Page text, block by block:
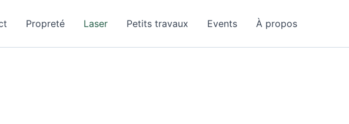
Propreté Laser Petits travaux Events À propos